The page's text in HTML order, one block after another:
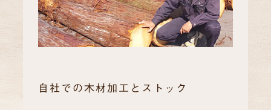
自社での木材加工とストック